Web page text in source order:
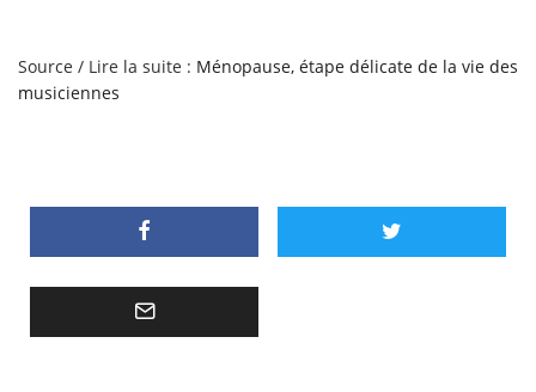
Source / Lire la suite : Ménopause, étape délicate de la vie des
musiciennes